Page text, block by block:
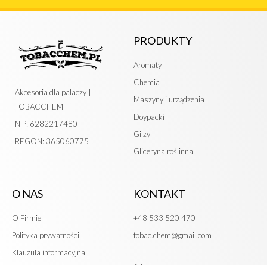
Akcesoria dla palaczy |
TOBACCHEM
NIP: 6282217480
REGON: 365060775
PRODUKTY
Aromaty
Chemia
Maszyny i urządzenia
Doypacki
Gilzy
Gliceryna roślinna
O NAS
O Firmie
Polityka prywatności
Klauzula informacyjna
KONTAKT
+48 533 520 470
tobac.chem@gmail.com